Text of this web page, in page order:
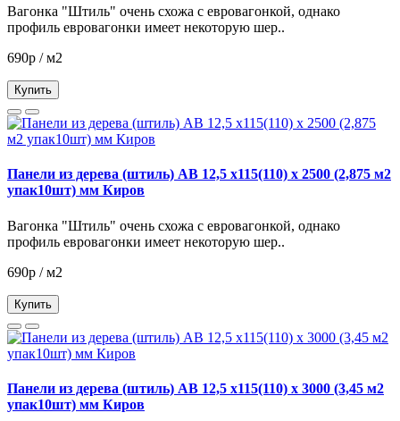
Вагонка "Штиль" очень схожа с евровагонкой, однако
профиль евровагонки имеет некоторую шер..
690р / м2
Купить
Панели из дерева (штиль) АВ 12,5 х115(110) х 2500 (2,875 м2
упак10шт) мм Киров
Вагонка "Штиль" очень схожа с евровагонкой, однако
профиль евровагонки имеет некоторую шер..
690р / м2
Купить
Панели из дерева (штиль) АВ 12,5 х115(110) х 3000 (3,45 м2
упак10шт) мм Киров